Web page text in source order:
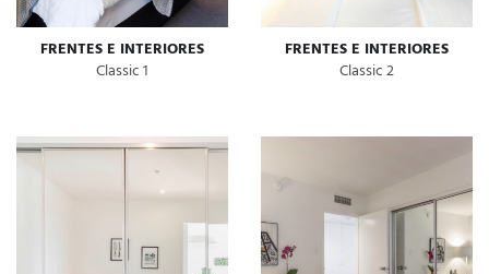
FRENTES E INTERIORES
Classic 1
FRENTES E INTERIORES
Classic 2